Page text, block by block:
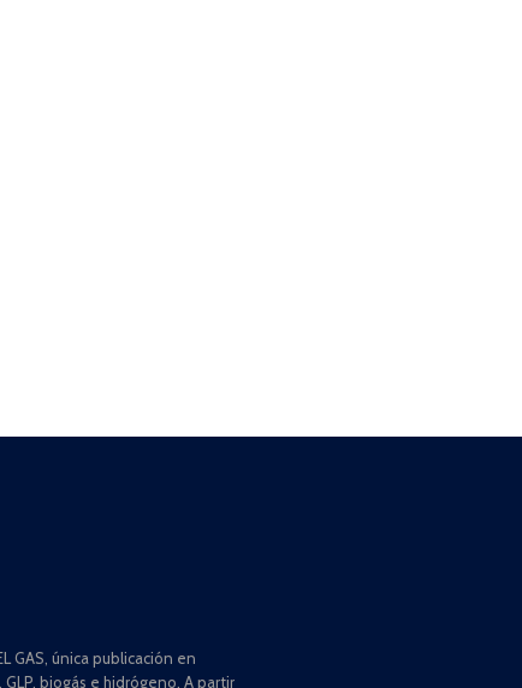
GAS, única publicación en
biogás e hidrógeno. A partir